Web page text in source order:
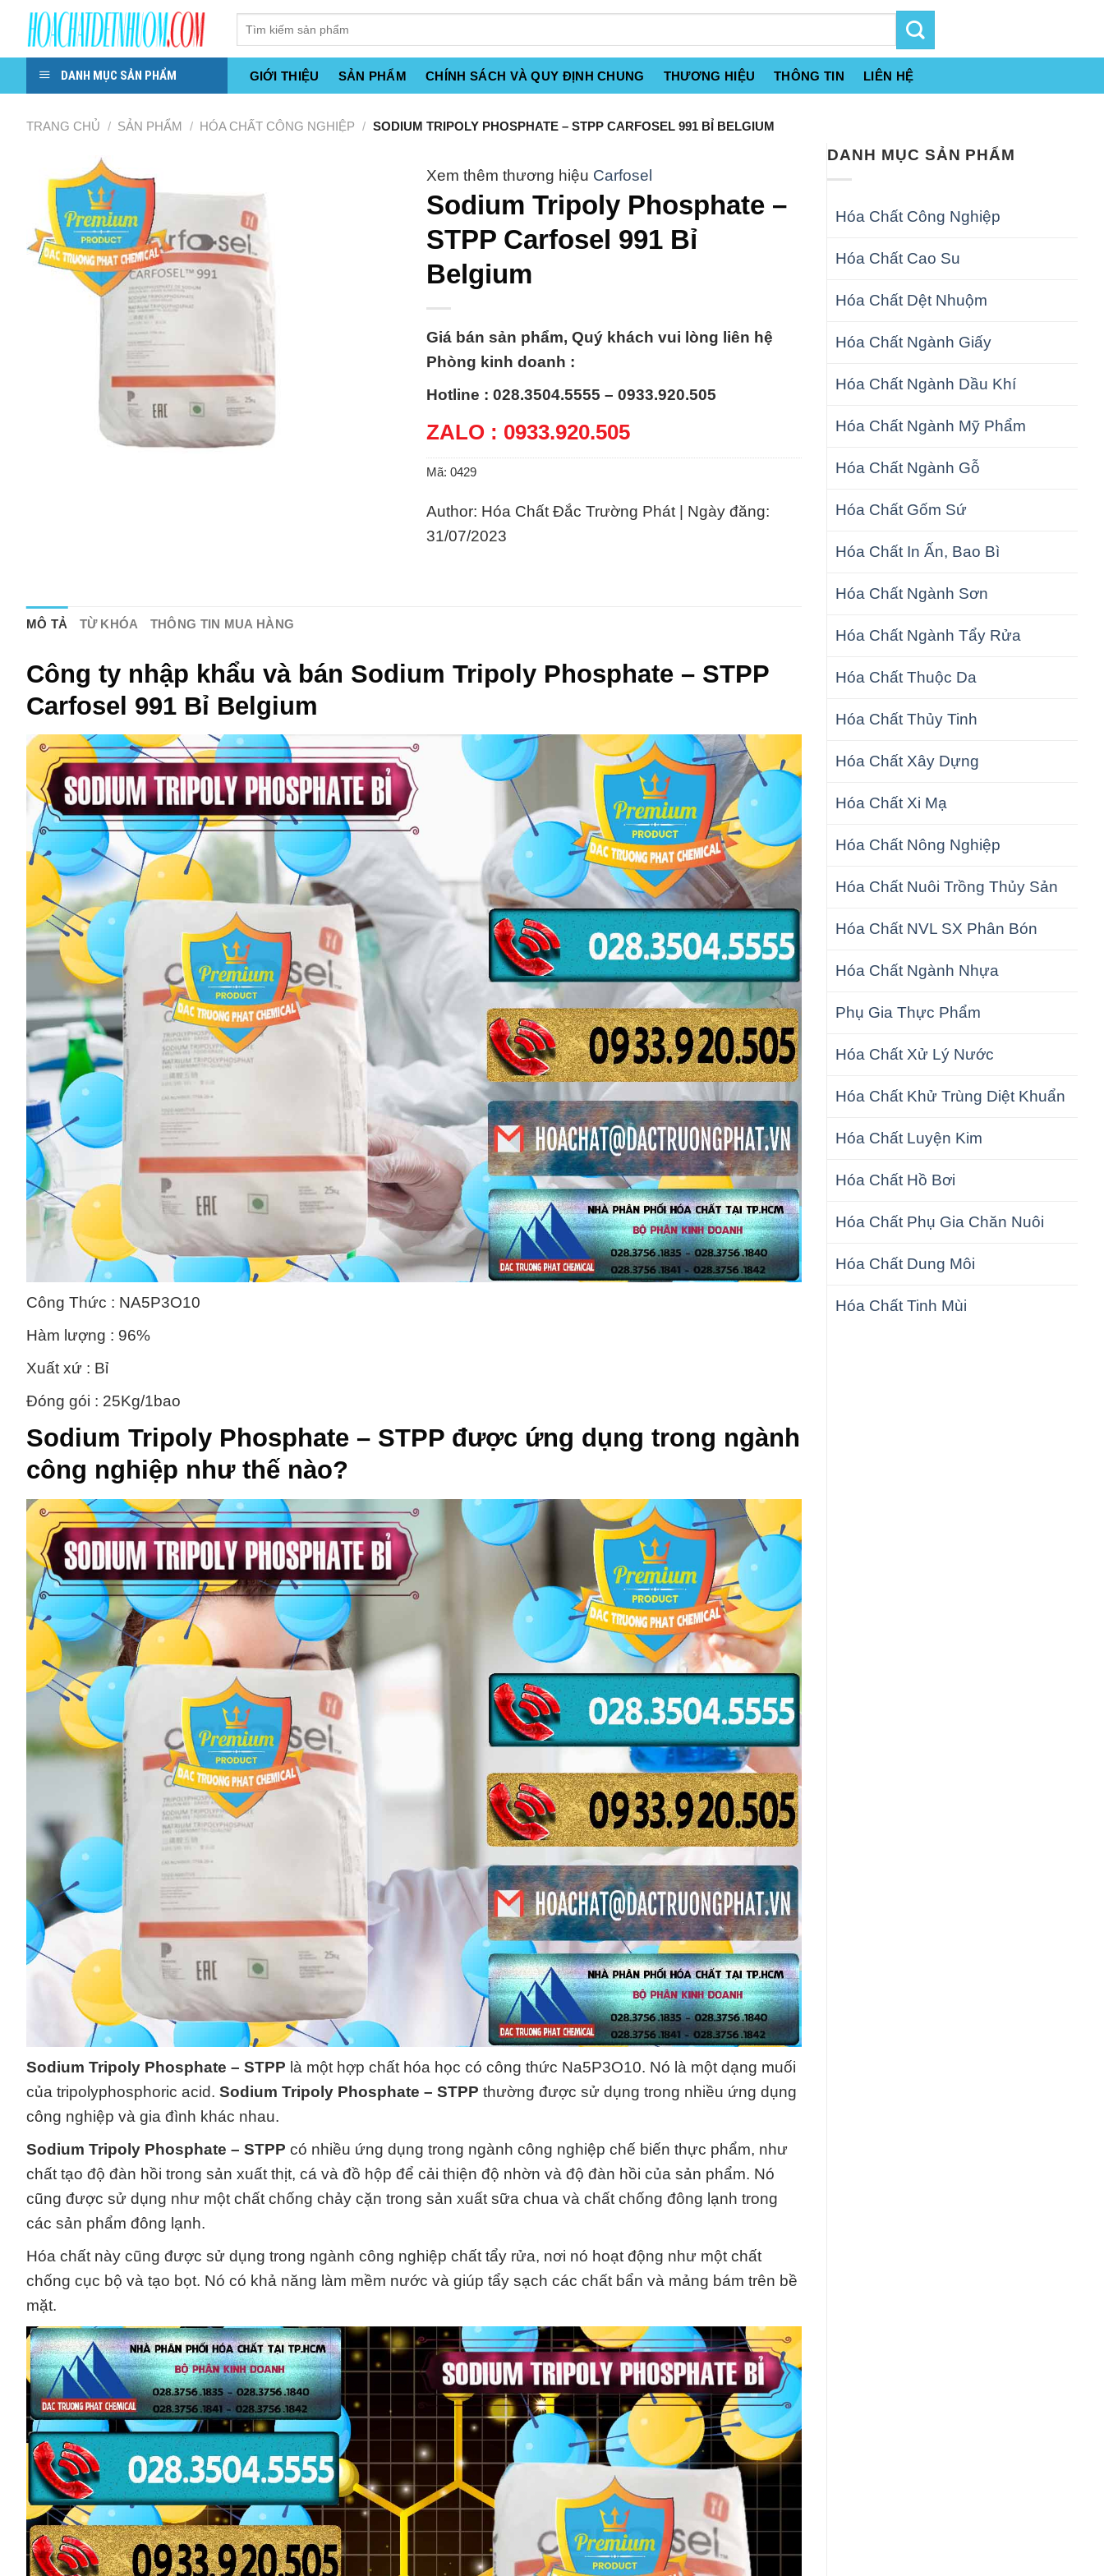
Skip
content
DANH MỤC SẢN PHẨM GIỚI THIỆU SẢN PHẨM CHÍNH SÁCH VÀ QUY ĐỊNH CHUNG THƯƠNG HIỆU THÔNG TIN LIÊN HỆ
TRANG CHỦ / SẢN PHẨM / HÓA CHẤT CÔNG NGHIỆP / SODIUM TRIPOLY PHOSPHATE – STPP CARFOSEL 991 BỈ BELGIUM
DANH MỤC SẢN PHẨM
Hóa Chất Công Nghiệp
Hóa Chất Cao Su
Hóa Chất Dệt Nhuộm
Hóa Chất Ngành Giấy
Hóa Chất Ngành Dầu Khí
Hóa Chất Ngành Mỹ Phẩm
Hóa Chất Ngành Gỗ
Hóa Chất Gốm Sứ
Hóa Chất In Ấn, Bao Bì
Hóa Chất Ngành Sơn
Hóa Chất Ngành Tẩy Rửa
Hóa Chất Thuộc Da
Hóa Chất Thủy Tinh
Hóa Chất Xây Dựng
Hóa Chất Xi Mạ
Hóa Chất Nông Nghiệp
Hóa Chất Nuôi Trồng Thủy Sản
Hóa Chất NVL SX Phân Bón
Hóa Chất Ngành Nhựa
Phụ Gia Thực Phẩm
Hóa Chất Xử Lý Nước
Hóa Chất Khử Trùng Diệt Khuẩn
Hóa Chất Luyện Kim
Hóa Chất Hồ Bơi
Hóa Chất Phụ Gia Chăn Nuôi
Hóa Chất Dung Môi
Hóa Chất Tinh Mùi
Carfosel
Sodium Tripoly Phosphate –
STPP Carfosel 991 Bỉ
Belgium
Giá bán sản phẩm, Quý khách vui lòng liên hệ
Phòng kinh doanh :
Hotline : 028.3504.5555 – 0933.920.505
ZALO : 0933.920.505
Mã: 0429
Author: Hóa Chất Đắc Trường Phát | Ngày đăng:
31/07/2023
MÔ TẢ TỪ KHÓA THÔNG TIN MUA HÀNG
Công ty nhập khẩu và bán Sodium Tripoly Phosphate – STPP
Carfosel 991 Bỉ Belgium
Công Thức : NA5P3O10
Hàm lượng : 96%
Xuất xứ : Bỉ
Đóng gói : 25Kg/1bao
Sodium Tripoly Phosphate – STPP được ứng dụng trong ngành
công nghiệp như thế nào?
Sodium Tripoly Phosphate – STPP là một hợp chất hóa học có công thức Na5P3O10. Nó là một dạng muối
của tripolyphosphoric acid. Sodium Tripoly Phosphate – STPP thường được sử dụng trong nhiều ứng dụng
công nghiệp và gia đình khác nhau.
Sodium Tripoly Phosphate – STPP có nhiều ứng dụng trong ngành công nghiệp chế biến thực phẩm, như
chất tạo độ đàn hồi trong sản xuất thịt, cá và đồ hộp để cải thiện độ nhờn và độ đàn hồi của sản phẩm. Nó
cũng được sử dụng như một chất chống chảy cặn trong sản xuất sữa chua và chất chống đông lạnh trong
các sản phẩm đông lạnh.
Hóa chất này cũng được sử dụng trong ngành công nghiệp chất tẩy rửa, nơi nó hoạt động như một chất
chống cục bộ và tạo bọt. Nó có khả năng làm mềm nước và giúp tẩy sạch các chất bẩn và mảng bám trên bề
mặt.